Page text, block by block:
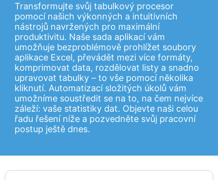
Transformujte svůj tabulkový procesor
pomocí našich výkonných a intuitivních
nástrojů navržených pro maximální
produktivitu. Naše sada aplikací vám
umožňuje bezproblémově prohlížet soubory
aplikace Excel, převádět mezi více formáty,
komprimovat data, rozdělovat listy a snadno
upravovat tabulky – to vše pomocí několika
kliknutí. Automatizací složitých úkolů vám
umožníme soustředit se na to, na čem nejvíce
záleží: vaše statistiky dat. Objevte naši celou
řadu řešení níže a pozvedněte svůj pracovní
postup ještě dnes.